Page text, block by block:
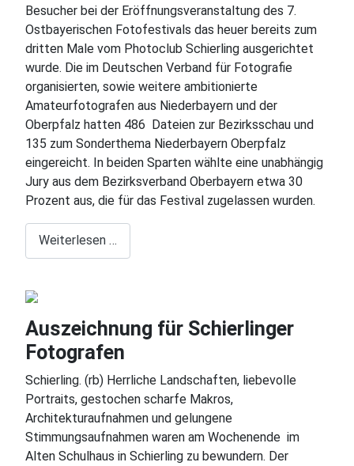
Besucher bei der Eröffnungsveranstaltung des 7.
Ostbayerischen Fotofestivals das heuer bereits zum
dritten Male vom Photoclub Schierling ausgerichtet
wurde. Die im Deutschen Verband für Fotografie
organisierten, sowie weitere ambitionierte
Amateurfotografen aus Niederbayern und der
Oberpfalz hatten 486 Dateien zur Bezirksschau und
135 zum Sonderthema Niederbayern Oberpfalz
eingereicht. In beiden Sparten wählte eine unabhängig
Jury aus dem Bezirksverband Oberbayern etwa 30
Prozent aus, die für das Festival zugelassen wurden.
Weiterlesen …
Auszeichnung für Schierlinger
Fotografen
Schierling. (rb) Herrliche Landschaften, liebevolle
Portraits, gestochen scharfe Makros,
Architekturaufnahmen und gelungene
Stimmungsaufnahmen waren am Wochenende im
Alten Schulhaus in Schierling zu bewundern. Der